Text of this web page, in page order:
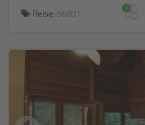
Reise: 56801 +